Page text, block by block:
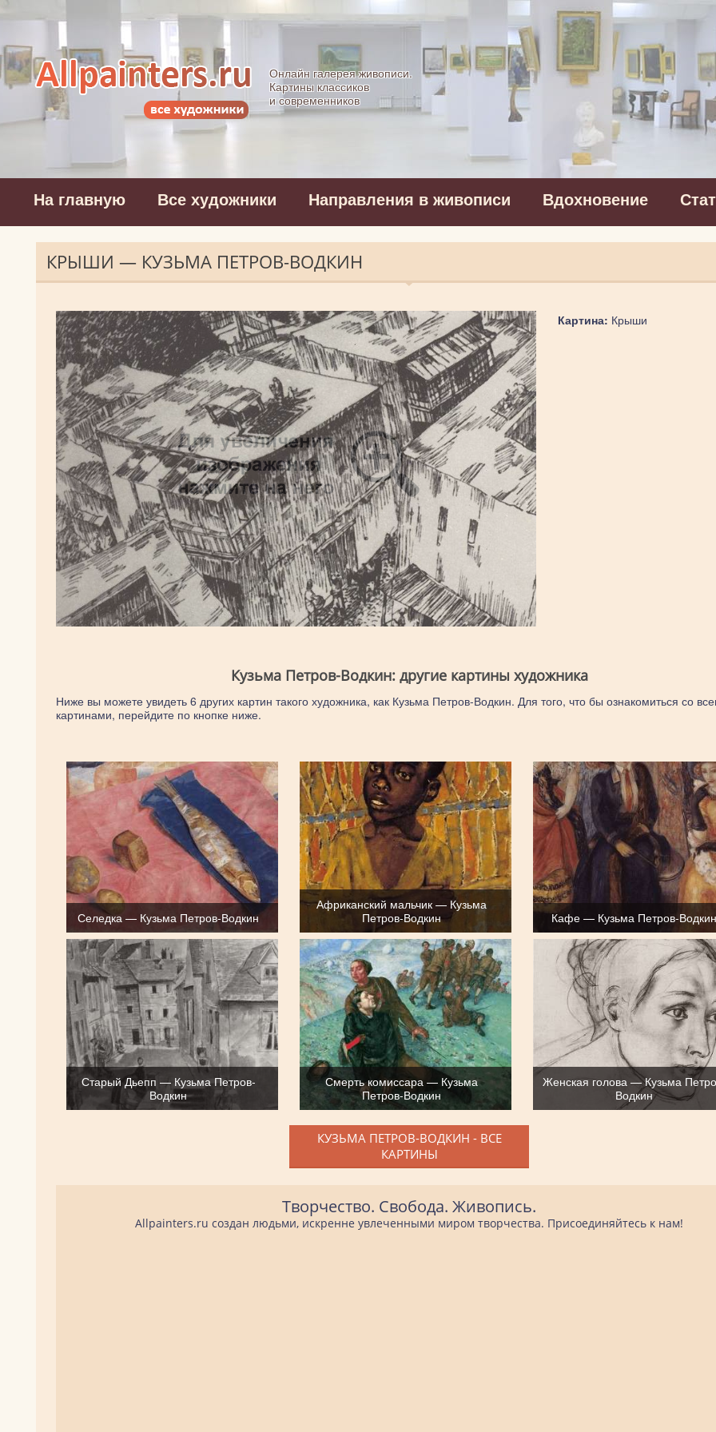
Allpainters.ru - картинная галерея
Онлайн галерея живописи.
Картины классиков
и современников
На главную Все художники Направления в живописи Вдохновение
КРЫШИ — КУЗЬМА ПЕТРОВ-ВОДКИН
Картина: Крыши
Кузьма Петров-Водкин: другие картины художника
Ниже вы можете увидеть 6 других картин такого художника, как Кузьма Петров-Водкин. Для того, что бы ознакомиться со
картинами, перейдите по кнопке ниже.
Селедка — Кузьма Петров-Водкин
Африканский мальчик — Кузьма
Петров-Водкин
Кафе — Кузьма Петров-
Старый Дьепп — Кузьма Петров-
Водкин
Смерть комиссара — Кузьма
Петров-Водкин
Женская голова — Кузьма
Водкин
КУЗЬМА ПЕТРОВ-ВОДКИН - ВСЕ
КАРТИНЫ
Творчество. Свобода. Живопись.
Allpainters.ru создан людьми, искренне увлеченными миром творчества. Присоединяйтесь к нам!